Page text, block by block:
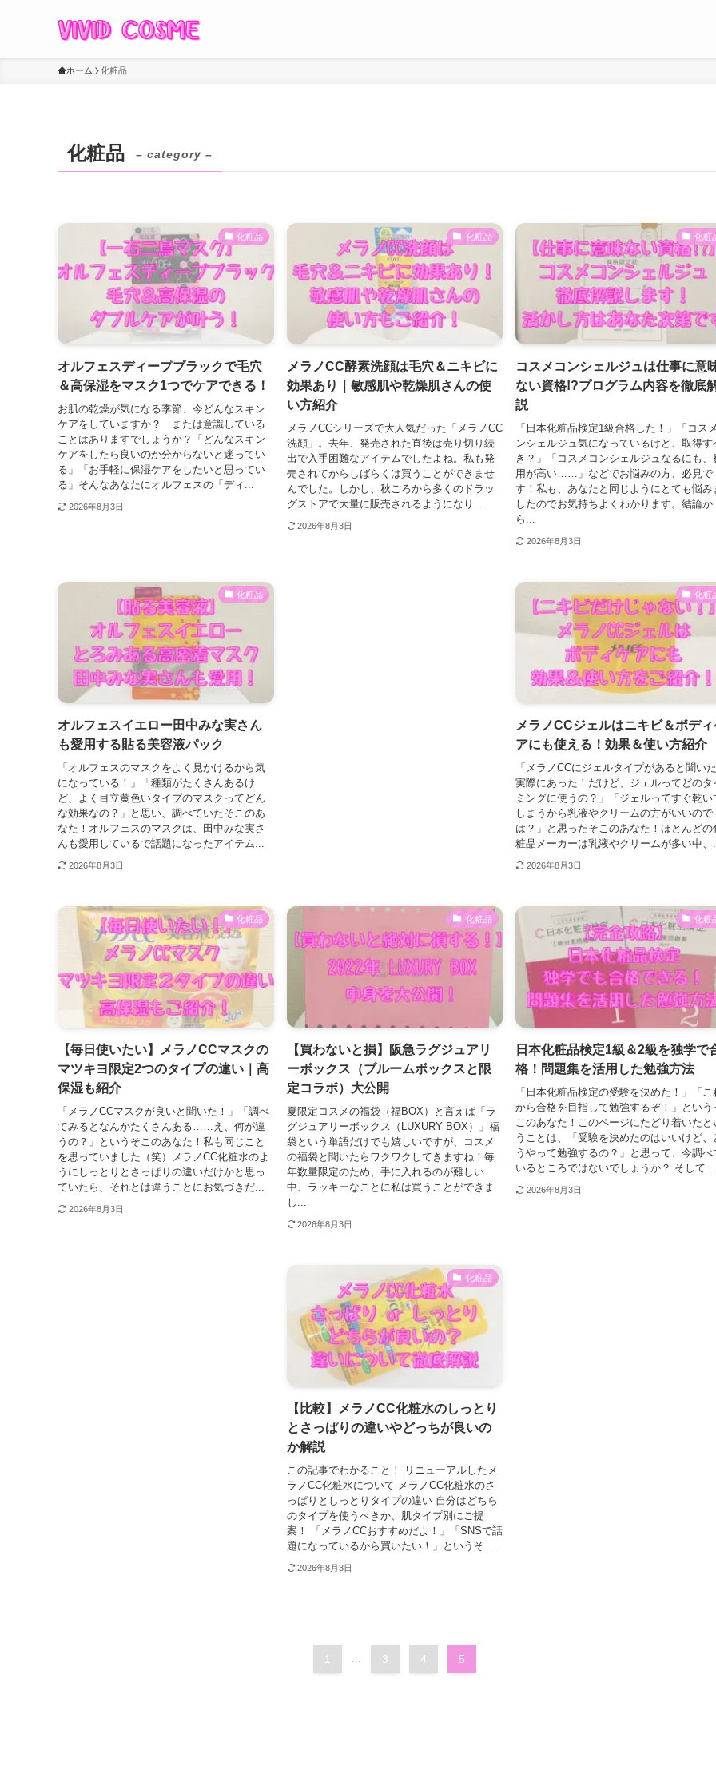
ホーム 化粧品
化粧品 – category –
化粧品
オルフェスディープブラックで毛穴
＆高保湿をマスク1つでケアできる！
お肌の乾燥が気になる季節、今どんなスキン
ケアをしていますか？ または意識している
ことはありますでしょうか？「どんなスキン
ケアをしたら良いのか分からないと迷ってい
る」「お手軽に保湿ケアをしたいと思ってい
る」そんなあなたにオルフェスの「ディ...
2026年8月3日
化粧品
メラノCC酵素洗顔は毛穴＆ニキビに
効果あり｜敏感肌や乾燥肌さんの使
い方紹介
メラノCCシリーズで大人気だった「メラノCC
洗顔」。去年、発売された直後は売り切り続
出で入手困難なアイテムでしたよね。私も発
売されてからしばらくは買うことができませ
んでした。しかし、秋ごろから多くのドラッ
グストアで大量に販売されるようになり...
2026年8月3日
化粧
コスメコンシェルジュは仕事に意
ない資格!?プログラム内容を徹底
説
「日本化粧品検定1級合格した！」「コス
ンシェルジュ気になっているけど、取得す
き？」「コスメコンシェルジュなるにも、
用が高い……」などでお悩みの方、必見で
す！私も、あなたと同じようにとても悩み
したのでお気持ちよくわかります。結論か
ら...
2026年8月3日
化粧品
オルフェスイエロー田中みな実さん
も愛用する貼る美容液パック
「オルフェスのマスクをよく見かけるから気
になっている！」「種類がたくさんあるけ
ど、よく目立黄色いタイプのマスクってどん
な効果なの？」と思い、調べていたそこのあ
なた！オルフェスのマスクは、田中みな実さ
んも愛用しているで話題になったアイテム...
2026年8月3日
化粧
メラノCCジェルはニキビ＆ボディ
アにも使える！効果＆使い方紹介
「メラノCCにジェルタイプがあると聞いた
実際にあった！だけど、ジェルってどのタ
ミングに使うの？」「ジェルってすぐ乾い
しまうから乳液やクリームの方がいいので
は？」と思ったそこのあなた！ほとんどの
粧品メーカーは乳液やクリームが多い中、...
2026年8月3日
化粧品
【毎日使いたい】メラノCCマスクの
マツキヨ限定2つのタイプの違い｜高
保湿も紹介
「メラノCCマスクが良いと聞いた！」「調べ
てみるとなんかたくさんある……え、何が違
うの？」というそこのあなた！私も同じこと
を思っていました（笑）メラノCC化粧水のよ
うにしっとりとさっぱりの違いだけかと思っ
ていたら、それとは違うことにお気づきだ...
2026年8月3日
化粧品
【買わないと損】阪急ラグジュアリ
ーボックス（ブルームボックスと限
定コラボ）大公開
夏限定コスメの福袋（福BOX）と言えば「ラ
グジュアリーボックス（LUXURY BOX）」福
袋という単語だけでも嬉しいですが、コスメ
の福袋と聞いたらワクワクしてきますね！毎
年数量限定のため、手に入れるのが難しい
中、ラッキーなことに私は買うことができま
し...
2026年8月3日
化粧
日本化粧品検定1級＆2級を独学で
格！問題集を活用した勉強方法
「日本化粧品検定の受験を決めた！」「こ
から合格を目指して勉強するぞ！」という
このあなた！このページにたどり着いたと
うことは、「受験を決めたのはいいけど、
うやって勉強するの？」と思って、今調べ
いるところではないでしょうか？ そして...
2026年8月3日
化粧品
【比較】メラノCC化粧水のしっとり
とさっぱりの違いやどっちが良いの
か解説
この記事でわかること！ リニューアルしたメ
ラノCC化粧水について メラノCC化粧水のさ
っぱりとしっとりタイプの違い 自分はどちら
のタイプを使うべきか、肌タイプ別にご提
案！ 「メラノCCおすすめだよ！」「SNSで話
題になっているから買いたい！」というそ...
2026年8月3日
1 3 4 5